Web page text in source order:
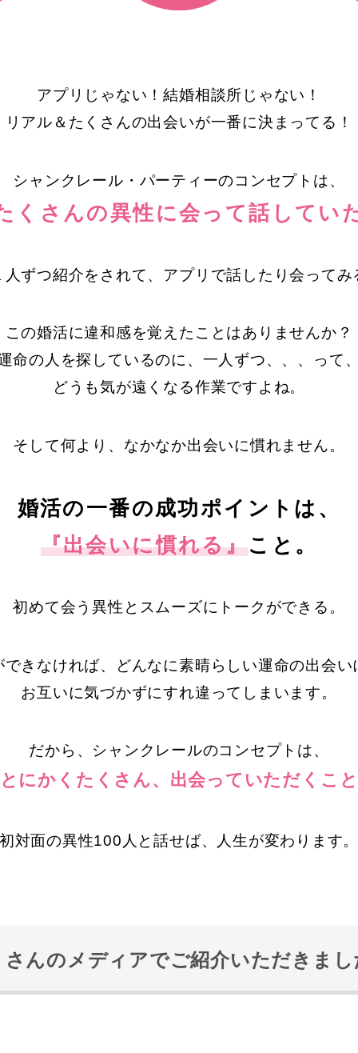
アプリじゃない！結婚相談所じゃない！
リアル＆たくさんの出会いが一番に決まってる！
シャンクレール・パーティーのコンセプトは、
くさんの異性に会って話してい
人ずつ紹介をされて、アプリで話したり会ってみ
この婚活に違和感を覚えたことはありませんか？
命の人を探しているのに、一人ずつ、、、って、
どうも気が遠くなる作業ですよね。
そして何より、なかなか出会いに慣れません。
婚活の一番の成功ポイントは、
『出会いに慣れる』こと。
初めて会う異性とスムーズにトークができる。
きなければ、
どんなに素晴らしい運命の出会い
お互いに気づかずにすれ違ってしまいます。
だから、シャンクレールのコンセプトは、
にかくたくさん、出会っていただくこと
対面の異性100人と話せば、人生が変わります。
さんのメディアでご紹介いただきまし